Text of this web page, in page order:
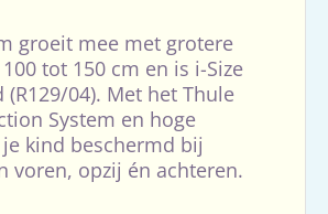
groeit mee met grotere
tot 150 cm en is i-Size
04). Met het Thule
System en hoge
kind beschermd bij
voren, opzij én achteren.